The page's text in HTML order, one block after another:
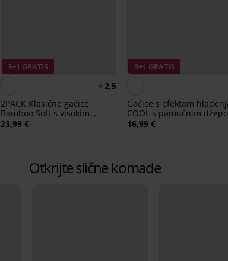
3+1 GRATIS
2,5
2PACK Klasične gaćice
Bamboo Soft s visokim
strukom
23,99 €
3+1 GRATIS
Gaćice s efektom
COOL s pamučnim
visokim strukom
16,99 €
Otkrijte slične komade